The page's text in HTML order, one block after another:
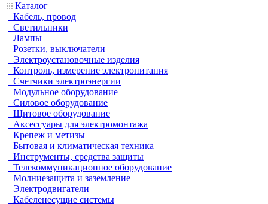
Каталог
Кабель, провод
Светильники
Лампы
Розетки, выключатели
Электроустановочные изделия
Контроль, измерение электропитания
Счетчики электроэнергии
Модульное оборудование
Силовое оборудование
Щитовое оборудование
Аксессуары для электромонтажа
Крепеж и метизы
Бытовая и климатическая техника
Инструменты, средства защиты
Телекоммуникационное оборудование
Молниезащита и заземление
Электродвигатели
Кабеленесущие системы